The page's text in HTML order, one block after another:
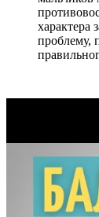
характера
проблему,